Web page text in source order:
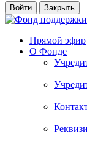
Прямой эфир
О Фонде